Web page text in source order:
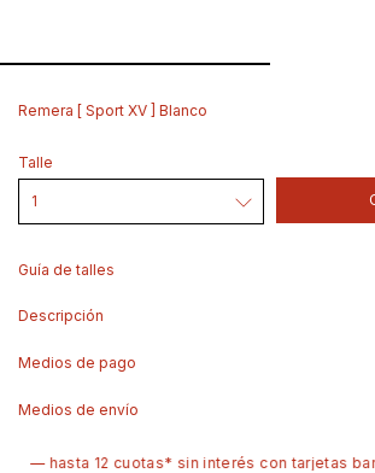
Remera [ Sport XV ] Blanco
Talle
Guía de talles
Descripción
Medios de pago
Medios de envío
— hasta 12 cuotas* sin interés con tarjetas